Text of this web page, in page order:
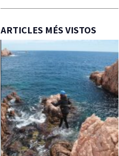
ARTICLES MÉS VISTOS